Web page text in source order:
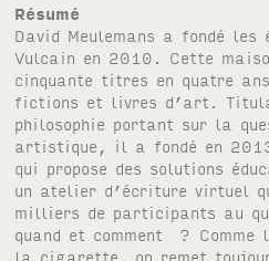
Résumé
David Meulemans a fondé les
Vulcain en 2010. Cette
cinquante titres en quatre
fictions et livres d’art.
philosophie portant sur la
artistique, il a fondé en
qui propose des solutions
un atelier d’écriture virtuel
milliers de participants au
quand et comment ?
la cigarette, on remet